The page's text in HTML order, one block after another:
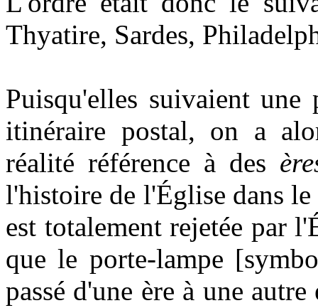
Thyatire, Sardes,
Puisqu'elles suivaient une
itinéraire postal, on a
réalité référence à des
l'histoire de l'Église dans
est totalement rejetée par
que le porte-lampe
passé d'une ère à une